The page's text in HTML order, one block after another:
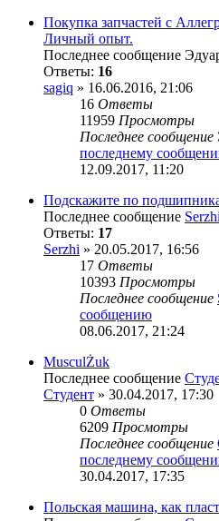
Покупка запчастей с
Личный опыт.
Последнее сообщение
Ответы: 16
sagiq » 16.06.2016, 21:06
16 Ответы
11959 Просмотры
Последнее сообщение
последнему
12.09.2017, 11:20
Подскажите по
Последнее сообщение Serzhi
Ответы: 17
Serzhi » 20.05.2017, 16:56
17 Ответы
10393 Просмотры
Последнее сообщение
сообщению
08.06.2017, 21:24
MusculŻuk
Последнее сообщение
Студент » 30.04.2017, 17:30
0 Ответы
6209 Просмотры
Последнее сообщение
последнему
30.04.2017, 17:35
Польская машина, как